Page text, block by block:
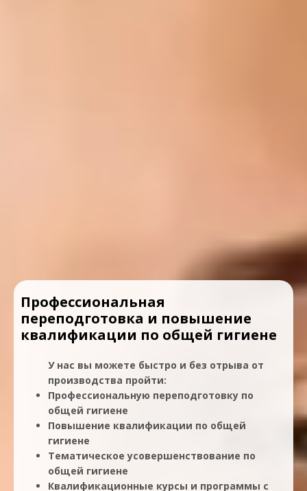
Профессиональная
переподготовка и повышение
квалификации по общей гигиене
У нас вы можете быстро и без отрыва от
производства пройти:
Профессиональную переподготовку по
общей гигиене
Повышение квалификации по общей
гигиене
Тематическое усовершенствование по
общей гигиене
Квалификационные курсы и программы с